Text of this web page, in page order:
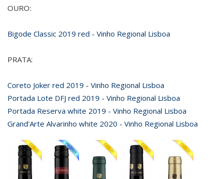
OURO:
Bigode Classic 2019 red - Vinho Regional Lisboa
PRATA:
Coreto Joker red 2019 - Vinho Regional Lisboa
Portada Lote DFJ red 2019 - Vinho Regional Lisboa
Portada Reserva white 2019 - Vinho Regional Lisboa
Grand'Arte Alvarinho white 2020 - Vinho Regional Lisboa